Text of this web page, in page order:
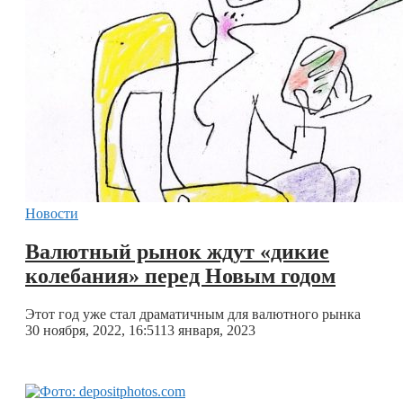
Новости
Валютный рынок ждут «дикие
колебания» перед Новым годом
Этот год уже стал драматичным для валютного рынка
30 ноября, 2022, 16:5113 января, 2023